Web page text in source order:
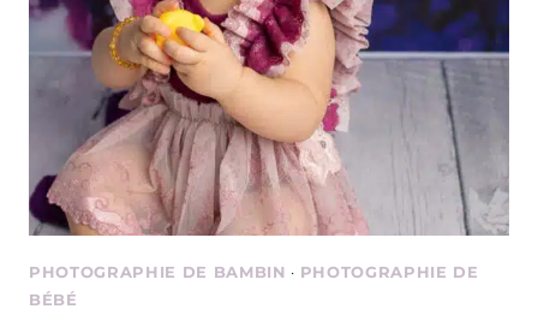
PHOTOGRAPHIE DE BAMBIN · PHOTOGRAPHIE DE
BÉBÉ